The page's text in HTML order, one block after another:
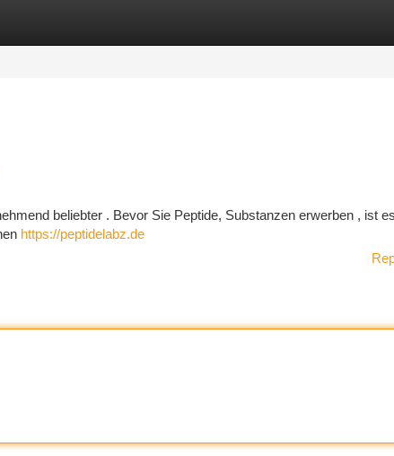
beliebter . Bevor Sie Peptide, Substanzen erwerben , ist
https://peptidelabz.de